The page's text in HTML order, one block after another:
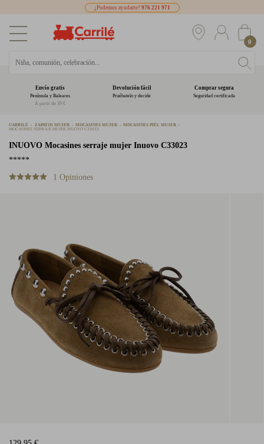
¿Podemos ayudarte? 976 221 971
0
Envío gratis
Península y Baleares
A partir de 39 €
Devolución fácil
Pruébatelo y decide
Comprar segura
Seguridad certificada
CARRILÉ ZAPATOS MUJER MOCASINES MUJER
MOCASINES PIEL MUJER
MOCASINES SERRAJE MUJER INUOVO C33023
INUOVO Mocasines serraje mujer Inuovo C33023
*****
1 Opiniones